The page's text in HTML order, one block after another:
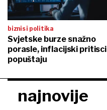
biznis i politika
Svjetske burze snažno
porasle, inflacijski pritisci
popuštaju
najnovije